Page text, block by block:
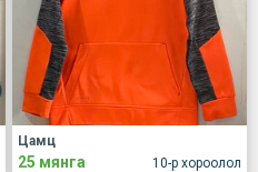
10-р хороолол
Цамц
25 мянга